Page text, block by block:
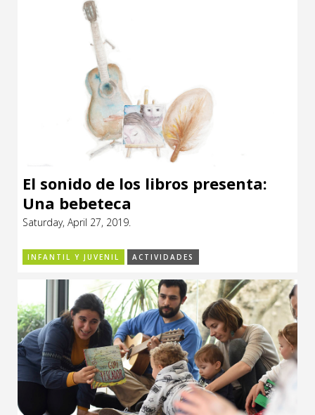
El sonido de los libros presenta:
Una bebeteca
Saturday, April 27, 2019.
INFANTIL Y JUVENIL ACTIVIDADES